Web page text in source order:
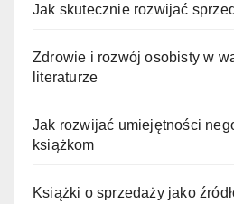
Jak skutecznie rozwijać
Zdrowie i rozwój osobisty w
literaturze
Jak rozwijać umiejętności
książkom
Książki o sprzedaży jako